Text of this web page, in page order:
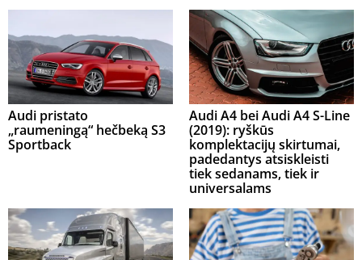
Audi pristato
„raumeningą“ hečbeką S3
Sportback
Audi A4 bei Audi A4 S-Line
(2019): ryškūs
komplektacijų skirtumai,
padedantys atsiskleisti
tiek sedanams, tiek ir
universalams